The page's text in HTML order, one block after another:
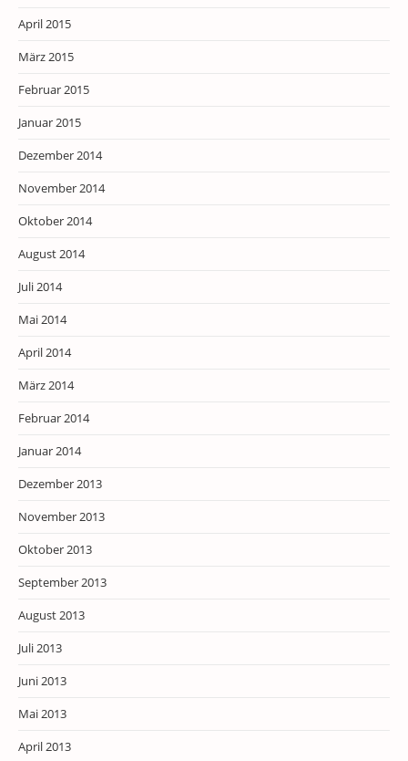
April 2015
März 2015
Februar 2015
Januar 2015
Dezember 2014
November 2014
Oktober 2014
August 2014
Juli 2014
Mai 2014
April 2014
März 2014
Februar 2014
Januar 2014
Dezember 2013
November 2013
Oktober 2013
September 2013
August 2013
Juli 2013
Juni 2013
Mai 2013
April 2013